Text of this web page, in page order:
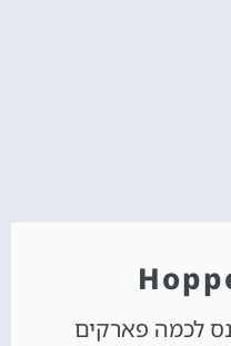
לכמה פארקים